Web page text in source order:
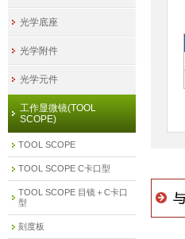
光学底座
光学附件
光学元件
工作显微镜(TOOL
SCOPE)
TOOL SCOPE
TOOL SCOPE C卡口型
TOOL SCOPE 目镜＋C卡口
型
刻度板